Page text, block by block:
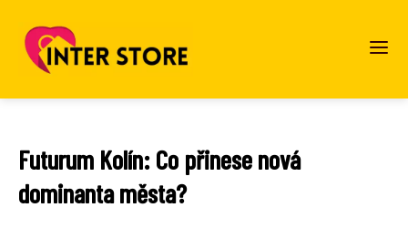
Futurum Kolín: Co přinese nová
dominanta města?